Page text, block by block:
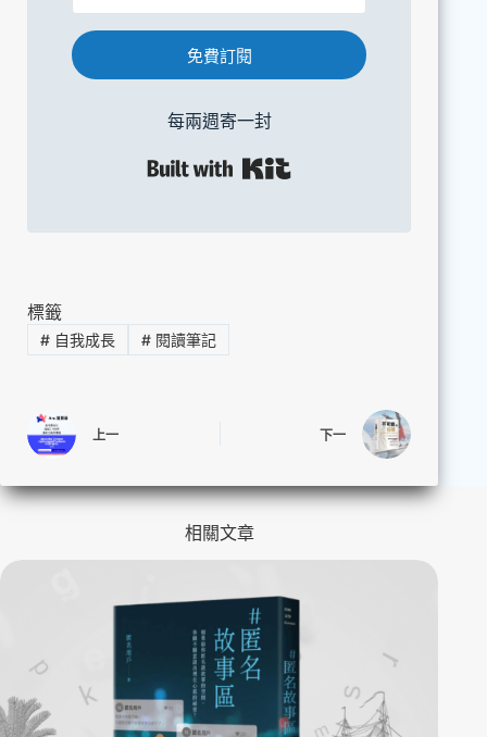
免費訂閱
每兩週寄一封
標籤
#自我成長 #閱讀筆記
上一 下一
相關文章